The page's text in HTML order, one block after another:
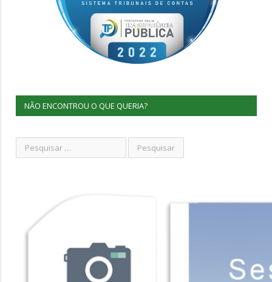
NÃO ENCONTROU O QUE QUERIA?